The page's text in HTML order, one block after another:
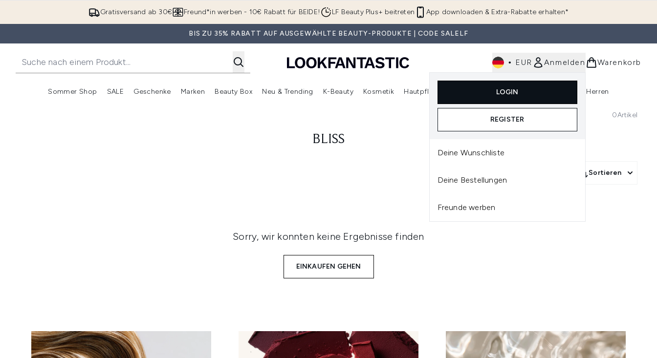
Zum Hauptinhalt springen
Gratisversand ab 30€ App downloaden & Extra-Rabatte erhalten*
Freund*in werben - 10€ Rabatt für BEIDE! LF Beauty Plus+ beitreten
BIS ZU 35% RABATT AUF AUSGEWÄHLTE BEAUTY-PRODUKTE | CODE SALELF
• EUR Anmelden
LOGIN
REGISTER
Deine Wunschliste
Deine Bestellungen
Freunde werben
Warenkorb
Sommer Shop
Untermenü Anmelden (Sommer Shop)
SALE
Untermenü Anmelden (SALE)
Geschenke
Untermenü Anmelden (Geschenke)
Marken
Untermenü Anmelden (Marken)
Beauty Box
Untermenü Anmelden (Beauty Box)
Neu & Trending
Untermenü Anmelden (Neu & Trending)
K-Beauty Kosmetik
Untermenü Anmelden (Kosmetik)
Hautpflege
Untermenü Anmelden (Haarpflege)
Parfum
Untermenü Anmelden (Parfum)
Herren
0Artikel
BLISS
Sortieren
Sorry, wir konnten keine Ergebnisse finden
EINKAUFEN GEHEN